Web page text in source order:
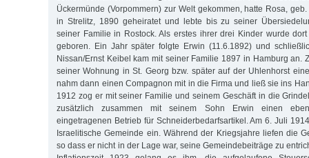
Ückermünde (Vorpommern) zur Welt gekommen, hatte Rosa,
in Strelitz, 1890 geheiratet und lebte bis zu seiner
seiner Familie in Rostock. Als erstes ihrer drei Kinder wurde
geboren. Ein Jahr später folgte Erwin (11.6.1892) und
Nissan/Ernst Keibel kam mit seiner Familie 1897 in Hamburg an.
seiner Wohnung in St. Georg bzw. später auf der Uhlenhorst
nahm dann einen Compagnon mit in die Firma und ließ sie ins
1912 zog er mit seiner Familie und seinem Geschäft in die
zusätzlich zusammen mit seinem Sohn Erwin einen
eingetragenen Betrieb für Schneiderbedarfsartikel. Am 6. Juli
Israelitische Gemeinde ein. Während der Kriegsjahre liefen die
so dass er nicht in der Lage war, seine Gemeindebeiträge zu